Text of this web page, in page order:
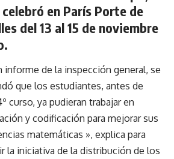
celebró en París Porte de
del 13 al 15 de noviembre
informe de la inspección general, se
que los estudiantes, antes de
curso, ya pudieran trabajar en
y codificación para mejorar sus
matemáticas », explica para
la iniciativa de la distribución de los